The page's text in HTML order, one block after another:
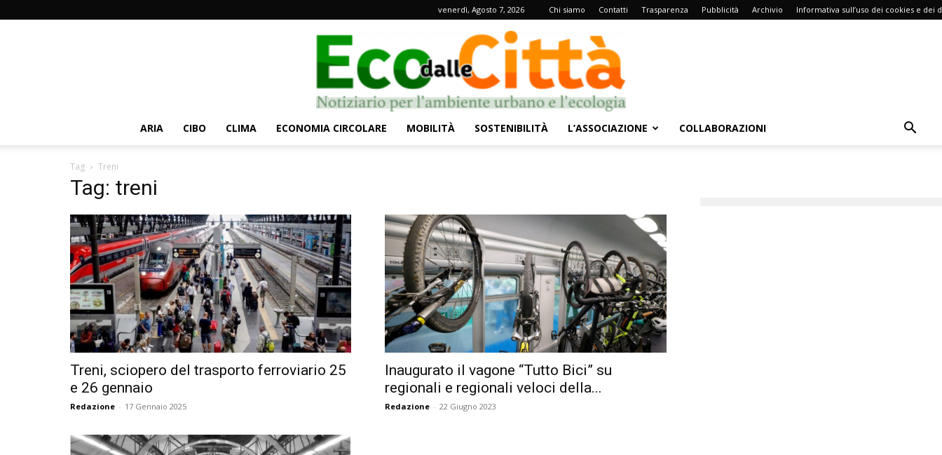
venerdì, Agosto 7, 2026 Chi siamo Contatti Trasparenza Pubblicità Archivio Informativa sull’uso dei cookies e dei
dalle
ARIA CIBO CLIMA ECONOMIA CIRCOLARE MOBILITÀ SOSTENIBILITÀ L’ASSOCIAZIONE COLLABORAZIONI
Tag Treni
Tag: treni
Treni, sciopero del trasporto ferroviario 25
e 26 gennaio
Redazione - 17 Gennaio 2025
Inaugurato il vagone “Tutto Bici” su
regionali e regionali veloci della...
Redazione - 22 Giugno 2023